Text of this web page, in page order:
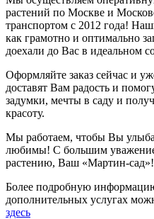
растений по Москве и
транспортом с 2012 года!
как грамотно и оптимально
доехали до Вас в идеальном
Оформляйте заказ сейчас и
доставят Вам радость и
задумки, мечты в саду и
красоту.
Мы работаем, чтобы Вы
любимы! С большим
растению, Ваш «Мартин-сад»!
Более подробную
дополнительных услугах
здесь